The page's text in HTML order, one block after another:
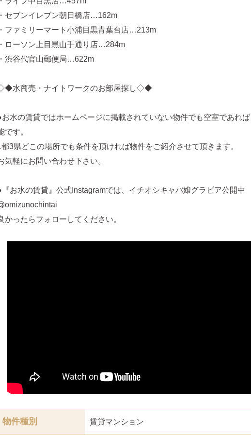
・セブンイレブン朝日橋店…162m
・ファミリーマート小浦目黒青葉台店…213m
・ローソン上目黒山手通り店…284m
・渋谷代官山郵便局…622m
水商売・ナイトワークのお部屋探し◇◆
お水の賃貸ではホームページに掲載されていない物件でも空室であれ
です。
都3県どこの場所でも条件を頂ければ物件をご紹介させて頂きます。
気軽にお問い合わせ下さい。
『お水の賃貸』公式Instagramでは、イチオシキャバ嬢グラビア公開中
かったらフォローしてください。
物件種別 賃貸マンション